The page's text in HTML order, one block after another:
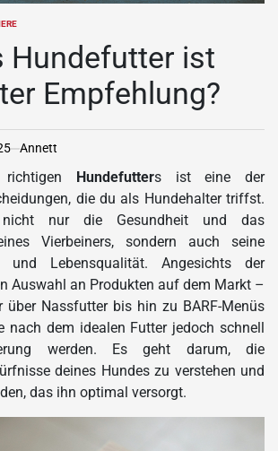
Hundefutter ist
Empfehlung?
Annett
Hundefutters ist eine der
die du als Hundehalter triffst.
nicht nur die Gesundheit und das
Vierbeiners, sondern auch seine
und Lebensqualität. Angesichts der
Auswahl an Produkten auf dem Markt –
über Nassfutter bis hin zu BARF-Menüs
nach dem idealen Futter jedoch schnell
werden. Es geht darum, die
deines Hundes zu verstehen und
das ihn optimal versorgt.